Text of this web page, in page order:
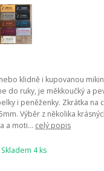
klidně i kupovanou
do ruky, je měkkoučký a
i peněženky. Zkrátka na
Výběr z několika
a moti... celý popis
Skladem 4 ks